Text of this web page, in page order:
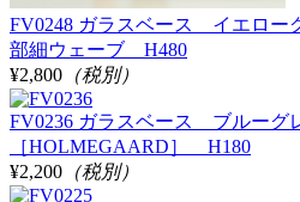
FV0248 ガラスベース イエロ
部細ウェーブ H480
¥2,800 （税別）
FV0236 ガラスベース ブルー
［HOLMEGAARD］ H180
¥2,200 （税別）